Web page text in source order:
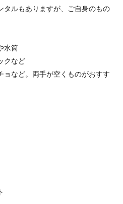
タルもありますが、ご自身のもの
水筒
クなど
ョなど。両手が空くものがおすす